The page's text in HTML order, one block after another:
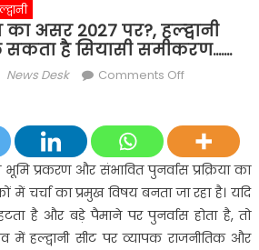
असर 2027 पर?, हल्द्वानी
है सियासी समीकरण…….
Author
News Desk Comments Offon
का
असर
2027
पर?,
हल्द्वानी
विधानसभा
प्रकरण और संभावित पुनर्वास प्रक्रिया का
चर्चा का प्रमुख विषय बनता जा रहा है। यदि
है और बड़े पैमाने पर पुनर्वास होता है, तो
में हल्द्वानी सीट पर व्यापक राजनीतिक और